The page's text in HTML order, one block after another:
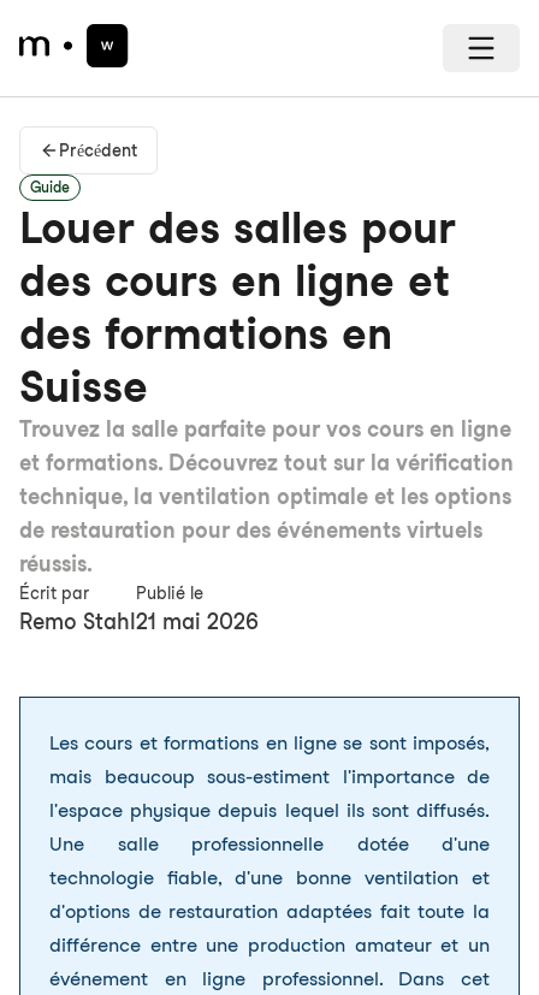
Précédent
Guide
Louer des salles pour
des cours en ligne et
des formations en
Suisse
Trouvez la salle parfaite pour vos cours en ligne
et formations. Découvrez tout sur la vérification
technique, la ventilation optimale et les options
de restauration pour des événements virtuels
réussis.
Écrit par
Remo Stahl
Publié le
21 mai 2026
Les cours et formations en ligne se sont imposés,
mais beaucoup sous-estiment l'importance de
l'espace physique depuis lequel ils sont diffusés.
Une salle professionnelle dotée d'une
technologie fiable, d'une bonne ventilation et
d'options de restauration adaptées fait toute la
différence entre une production amateur et un
événement en ligne professionnel. Dans cet